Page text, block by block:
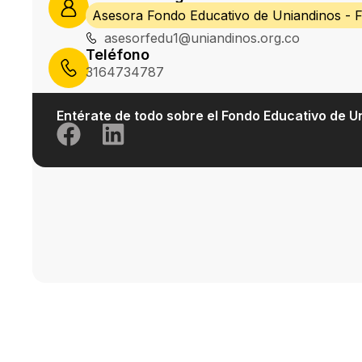
Asesora Fondo Educativo de Uniandinos -
asesorfedu1@uniandinos.org.co
Teléfono
3164734787
Entérate de todo sobre el Fondo Educativo de